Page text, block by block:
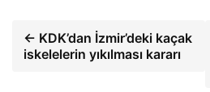
← KDK’dan İzmir’deki kaçak
iskelelerin yıkılması kararı